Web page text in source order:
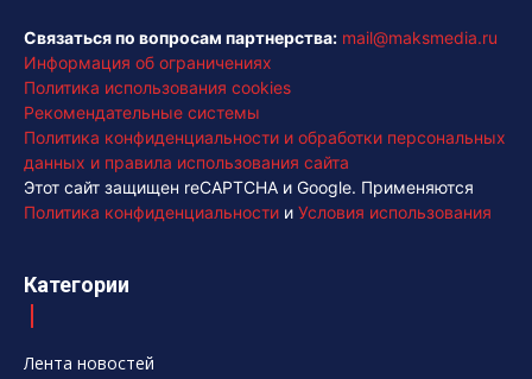
Связаться по вопросам партнерства: mail@maksmedia.ru
Информация об ограничениях
Политика использования cookies
Рекомендательные системы
Политика конфиденциальности и обработки персональных
данных и правила использования сайта
Этот сайт защищен reCAPTCHA и Google. Применяются
Политика конфиденциальности и Условия использования
Категории
Лента новостей